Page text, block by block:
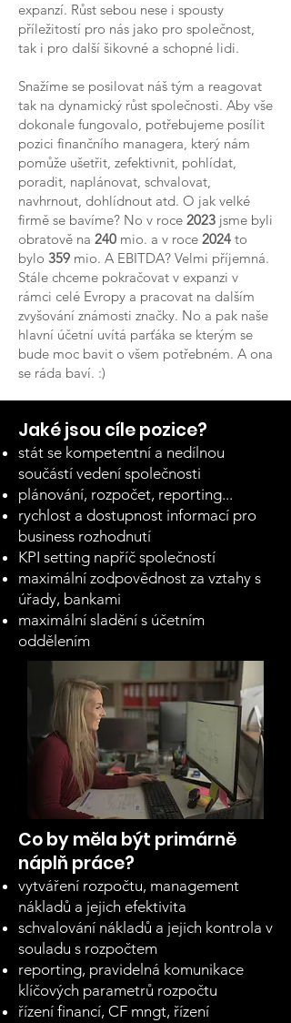
expanzí. Růst sebou nese i spousty
příležitostí pro nás jako pro společnost,
tak i pro další šikovné a schopné lidi.
Snažíme se posilovat náš tým a reagovat
tak na dynamický růst společnosti. Aby vše
dokonale fungovalo, potřebujeme posílit
pozici finančního managera, který nám
pomůže ušetřit, zefektivnit, pohlídat,
poradit, naplánovat, schvalovat,
navhrnout, dohlídnout atd. O jak velké
firmě se bavíme? No v roce 2023 jsme byli
obratově na 240 mio. a v roce 2024 to
bylo 359 mio. A EBITDA? Velmi příjemná.
Stále chceme pokračovat v expanzi v
rámci celé Evropy a pracovat na dalším
zvyšování známosti značky. No a pak naše
hlavní účetní uvítá parťáka se kterým se
bude moc bavit o všem potřebném. A ona
se ráda baví. :)
Jaké jsou cíle pozice?
stát se kompetentní a nedílnou
součástí vedení společnosti
plánování, rozpočet, reporting...
rychlost a dostupnost informací pro
business rozhodnutí
KPI setting napříč společností
maximální zodpovědnost za vztahy s
úřady, bankami
maximální sladění s účetním
oddělením
Co by měla být primárně
náplň práce?
vytváření rozpočtu, management
nákladů a jejich efektivita
schvalování nákladů a jejich kontrola v
souladu s rozpočtem
reporting, pravidelná komunikace
klíčových parametrů rozpočtu
řízení financí, CF mngt, řízení